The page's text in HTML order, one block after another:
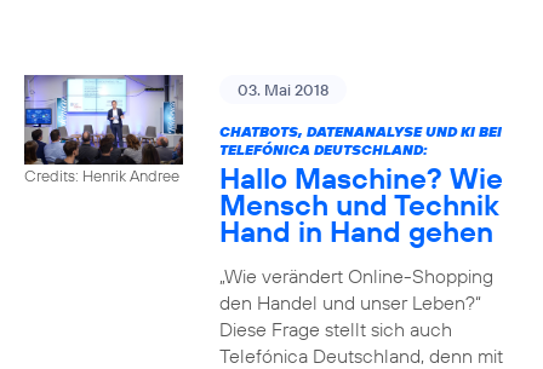
Credits: Henrik Andree
03. Mai 2018
CHATBOTS, DATENANALYSE UND KI BEI
TELEFÓNICA DEUTSCHLAND:
Hallo Maschine? Wie
Mensch und Technik
Hand in Hand gehen
„Wie verändert Online-Shopping
den Handel und unser Leben?“
Diese Frage stellt sich auch
Telefónica Deutschland, denn mit